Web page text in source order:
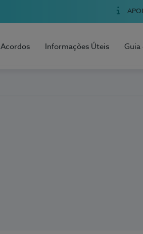
Acordos Informações Úteis Guia